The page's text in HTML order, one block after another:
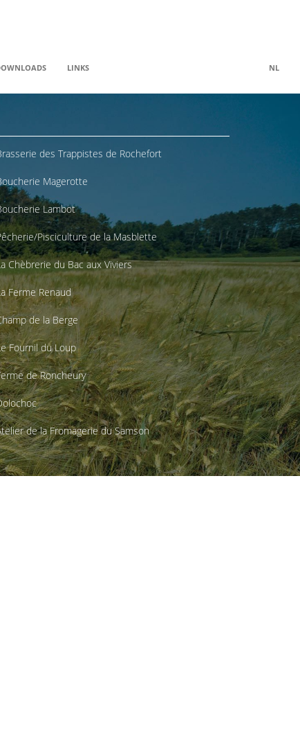
LINKS NL
des Trappistes de Rochefort
Magerotte
Lambot
Pisciculture de la Masblette
Chèbrerie du Bac aux Viviers
Ferme Renaud
de la Berge
Fournil du Loup
de Roncheury
de la Fromagerie du Samson